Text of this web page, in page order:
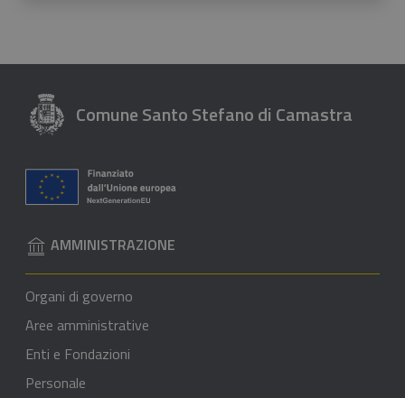
Comune Santo Stefano di Camastra
AMMINISTRAZIONE
Organi di governo
Aree amministrative
Enti e Fondazioni
Personale